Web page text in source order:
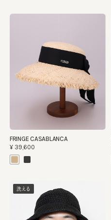
FRINGE CASABLANCA
¥39,600
洗える